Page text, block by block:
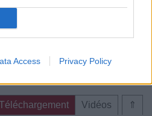
Access Privacy Policy
: Eric Paslay
⇑
Vidéos